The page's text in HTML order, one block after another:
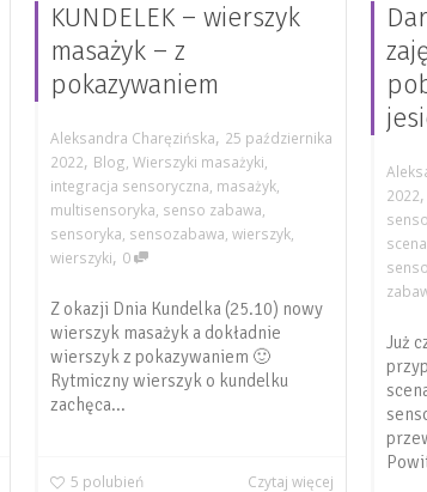
KUNDELEK – wierszyk
masażyk – z
pokazywaniem
Aleksandra Charęzińska, 25 października
2022, Blog,Wierszyki masażyki,
integracja sensoryczna, masażyk,
multisensoryka, senso zabawa,
sensoryka, sensozabawa,wierszyk,
wierszyki, 0
Z okazji Dnia Kundelka (25.10) nowy
wierszyk masażyk a dokładnie
wierszyk z pokazywaniem 🙂
Rytmiczny wierszyk o kundelku
zachęca...
5 polubień Czytaj więcej
2022,
Już